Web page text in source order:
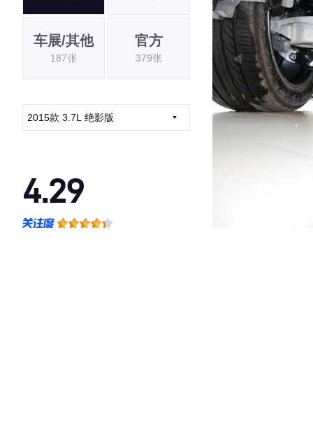
车展/其他
187张
官方
379张
2015款 3.7L 绝影版
4.29